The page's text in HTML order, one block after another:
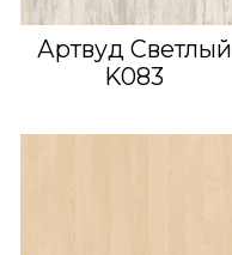
Артвуд Светлый
K083